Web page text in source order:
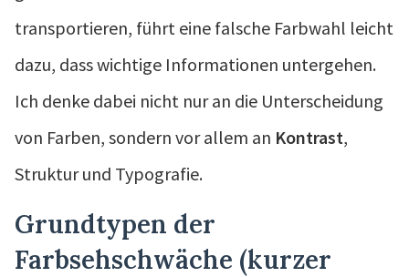
transportieren, führt eine falsche Farbwahl leicht
dazu, dass wichtige Informationen untergehen.
Ich denke dabei nicht nur an die Unterscheidung
von Farben, sondern vor allem an Kontrast,
Struktur und Typografie.
Grundtypen der
Farbsehschwäche (kurzer